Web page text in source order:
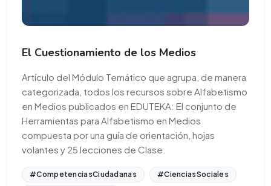
El Cuestionamiento de los Medios
Artículo del Módulo Temático que agrupa, de manera
categorizada, todos los recursos sobre Alfabetismo
en Medios publicados en EDUTEKA: El conjunto de
Herramientas para Alfabetismo en Medios
compuesta por una guía de orientación, hojas
volantes y 25 lecciones de Clase.
#CompetenciasCiudadanas #CienciasSociales